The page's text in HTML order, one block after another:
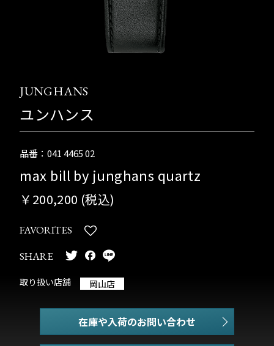
JUNGHANS
ユンハンス
品番：041 4465 02
max bill by junghans quartz
￥200,200 (税込)
FAVORITES
SHARE
取り扱い店舗 岡山店
在庫や入荷のお問い合わせ